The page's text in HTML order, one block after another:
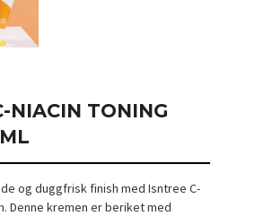
NIACIN TONING
og duggfrisk finish med Isntree C-
Denne kremen er beriket med